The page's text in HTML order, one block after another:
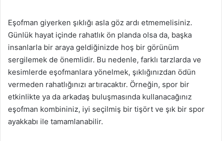
Eşofman giyerken şıklığı asla göz ardı etmemelisiniz.
Günlük hayat içinde rahatlık ön planda olsa da, başka
insanlarla bir araya geldiğinizde hoş bir görünüm
sergilemek de önemlidir. Bu nedenle, farklı tarzlarda ve
kesimlerde eşofmanlara yönelmek, şıklığınızdan ödün
vermeden rahatlığınızı artıracaktır. Örneğin, spor bir
etkinlikte ya da arkadaş buluşmasında kullanacağınız
eşofman kombininiz, iyi seçilmiş bir tişört ve şık bir spor
ayakkabı ile tamamlanabilir.